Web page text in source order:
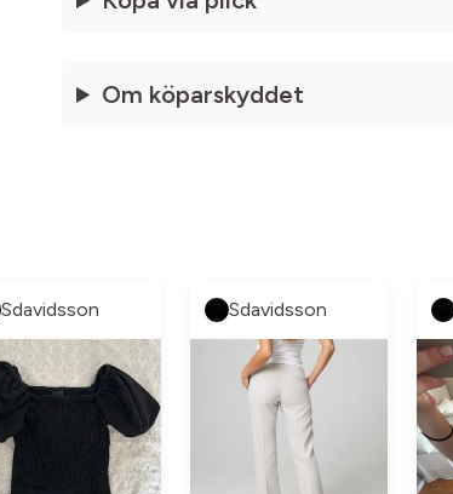
Om köparskyddet
Sdavidsson Sdavidsson